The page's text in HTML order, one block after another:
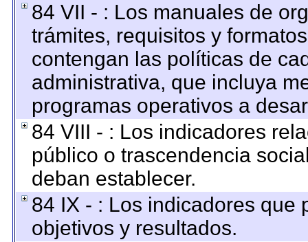
84 VII - : Los manuales de
trámites, requisitos y
contengan las políticas de
administrativa, que incluya
programas operativos a
84 VIII - : Los indicadores
público o trascendencia
deban establecer.
84 IX - : Los indicadores que
objetivos y resultados.